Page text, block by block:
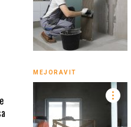
MEJORAVIT